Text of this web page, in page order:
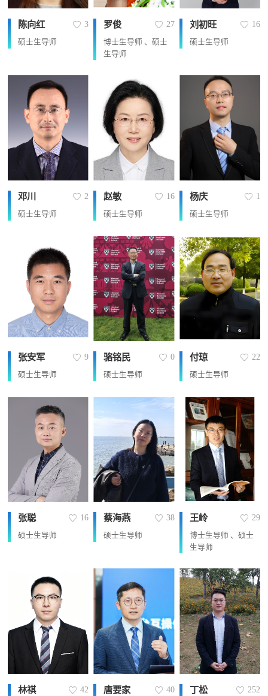
陈向红 3
硕士生导师
罗俊 27
博士生导师 、硕士
生导师
刘初旺 16
硕士生导师
邓川 2
硕士生导师
赵敏 16
硕士生导师
杨庆 1
硕士生导师
张安军 9
硕士生导师
骆铭民 0
硕士生导师
付琼 22
硕士生导师
张聪 16
硕士生导师
蔡海燕 38
硕士生导师
王岭 29
博士生导师 、硕士
生导师
林祺 42 唐要家 40 丁松 252